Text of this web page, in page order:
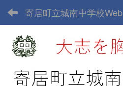
寄居町立城南中学校Web